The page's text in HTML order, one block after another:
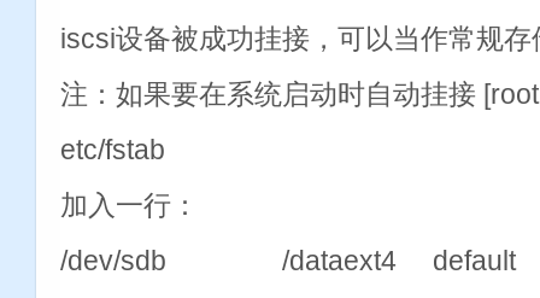
iscsi设备被成功挂接，可以当作常规
注：如果要在系统启动时自动挂接
etc/fstab
加入一行：
/dev/sdb /dataext4